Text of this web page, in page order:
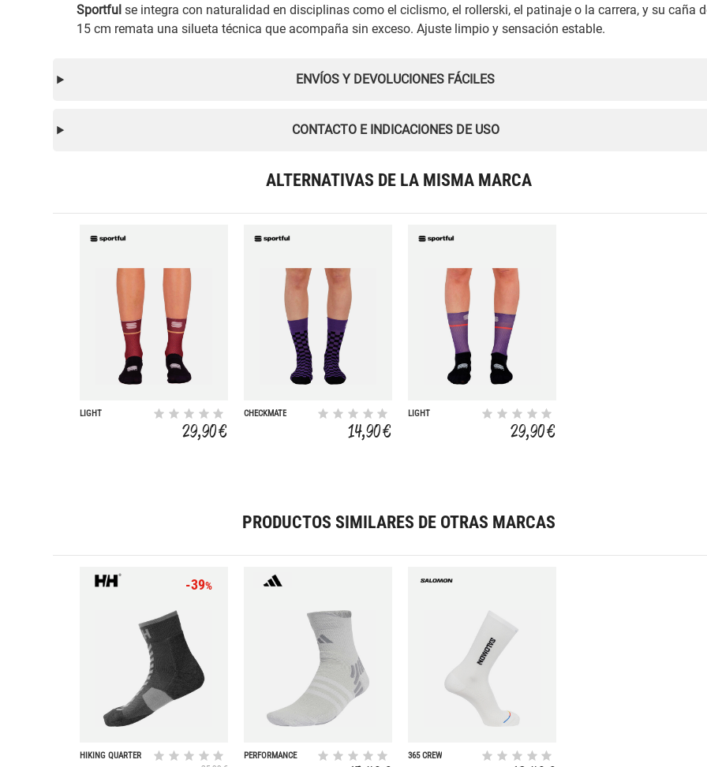
Sportful se integra con naturalidad en disciplinas como el ciclismo, el rollerski, el patinaje o la carrera, y su caña
15 cm remata una silueta técnica que acompaña sin exceso. Ajuste limpio y sensación estable.
ENVÍOS Y DEVOLUCIONES FÁCILES
CONTACTO E INDICACIONES DE USO
ALTERNATIVAS DE LA MISMA MARCA
LIGHT
29,90 €
CHECKMATE
14,90 €
LIGHT
29,90 €
PRODUCTOS SIMILARES DE OTRAS MARCAS
-39%
HIKING QUARTER
PERFORMANCE
365 CREW